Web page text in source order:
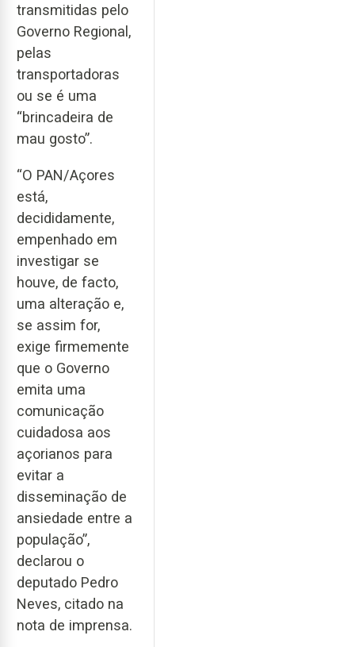
transmitidas pelo
Governo Regional,
pelas
transportadoras
ou se é uma
“brincadeira de
mau gosto”.
“O PAN/Açores
está,
decididamente,
empenhado em
investigar se
houve, de facto,
uma alteração e,
se assim for,
exige firmemente
que o Governo
emita uma
comunicação
cuidadosa aos
açorianos para
evitar a
disseminação de
ansiedade entre a
população”,
declarou o
deputado Pedro
Neves, citado na
nota de imprensa.